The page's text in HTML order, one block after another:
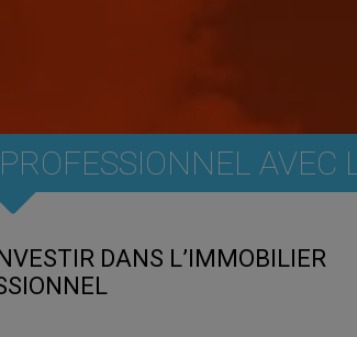
AVEC
DANS L’IMMOBILIER